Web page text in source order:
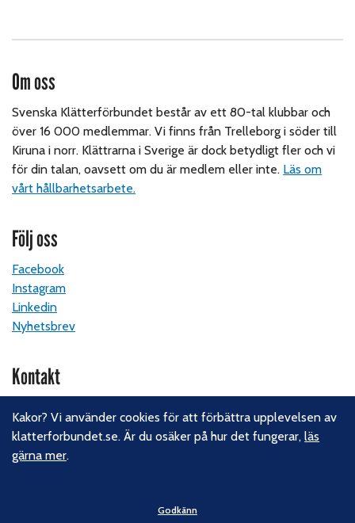
Om oss
Svenska Klätterförbundet består av ett 80-tal klubbar och
över 16 000 medlemmar. Vi finns från Trelleborg i söder till
Kiruna i norr. Klättrarna i Sverige är dock betydligt fler och vi
för din talan, oavsett om du är medlem eller inte. Läs om
vårt hållbarhetsarbete.
Följ oss
Facebook
Instagram
Linkedin
Nyhetsbrev
Kontakt
Gotlandsgatan 46
116 65 Stockholm
Kakor? Vi använder cookies för att förbättra upplevelsen av
klatterforbundet.se. Är du osäker på hur det fungerar,läs
gärna mer.
Godkänn